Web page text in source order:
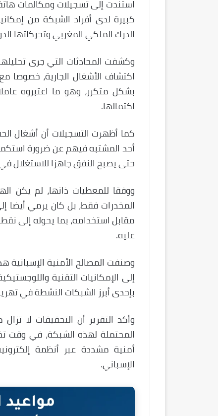
استندت إلى تسجيلات ومكالمات
كبيرة لدى أفراد الشبكة من
الدرك الملكي المغربي وتحركاتها
وكشفت المحادثات التي جرى
اكتشاف الأشغال الجارية، خصوصا
بشكل متكرر، وهو ما اعتبروه
اكتمالها.
كما أظهرت التسجيلات أن أشغال
حتى يصبح النفق جاهزا للاستغلال
ووفقا للمعطيات ذاتها، لم يكن
المخدرات فقط، بل كان يرمي أيضا
مقابل استخدامه، بما يحوله إلى
عليه.
وصنفت المصالح الأمنية الإسبانية
إلى الإمكانيات التقنية
بإحدى أبرز الشبكات النشطة في
وأكد التقرير أن التحقيقات لا
المحتملة لهذه الشبكة، في وقت
أمنية مشددة عبر أنظمة
الإسباني.